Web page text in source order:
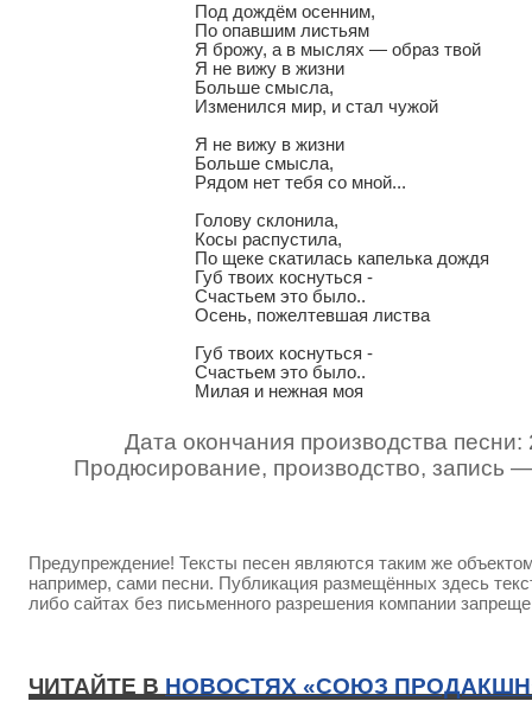
Под дождём осенним,
По опавшим листьям
Я брожу, а в мыслях — образ твой
Я не вижу в жизни
Больше смысла,
Изменился мир, и стал чужой
Я не вижу в жизни
Больше смысла,
Рядом нет тебя со мной...
Голову склонила,
Косы распустила,
По щеке скатилась капелька дождя
Губ твоих коснуться -
Счастьем это было..
Осень, пожелтевшая листва
Губ твоих коснуться -
Счастьем это было..
Милая и нежная моя
Дата окончания производства
Продюсирование, производство, запись
Предупреждение! Тексты песен являются таким же
например, сами песни. Публикация размещённых здесь
либо сайтах без письменного разрешения компании
ЧИТАЙТЕ В НОВОСТЯХ «СОЮЗ